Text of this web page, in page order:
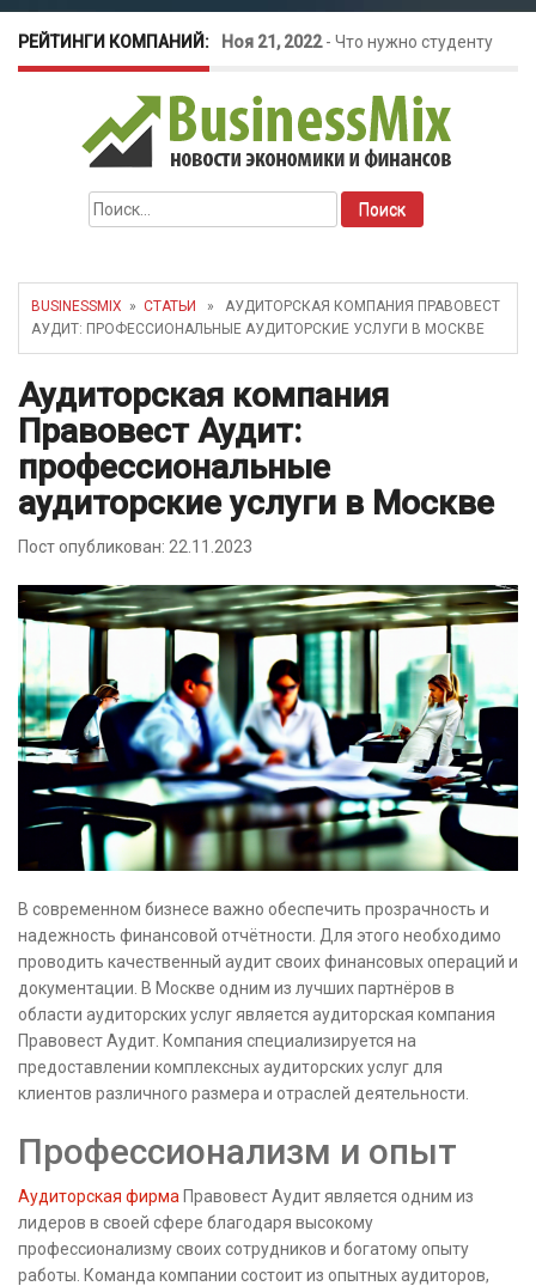
РЕЙТИНГИ КОМПАНИЙ: Ноя 21, 2022- Что нужно студенту
для открытия бизнеса?
Окт 26, 2022-Телефония для
amoCRM: лучшие инструменты для
бизнеса
Май 16, 2022
как защитить свой бизнес?
Найти:
BUSINESSMIX » СТАТЬИ
» АУДИТОРСКАЯ КОМПАНИЯ ПРАВОВЕСТ
АУДИТ: ПРОФЕССИОНАЛЬНЫЕ АУДИТОРСКИЕ УСЛУГИ В МОСКВЕ
Аудиторская компания
Правовест Аудит:
профессиональные
аудиторские услуги в Москве
Пост опубликован: 22.11.2023
В современном бизнесе важно обеспечить прозрачность и
надежность финансовой отчётности. Для этого необходимо
проводить качественный аудит своих финансовых операций и
документации. В Москве одним из лучших партнёров в
области аудиторских услуг является аудиторская компания
Правовест Аудит. Компания специализируется на
предоставлении комплексных аудиторских услуг для
клиентов различного размера и отраслей деятельности.
Профессионализм и опыт
Аудиторская фирма Правовест Аудит является одним из
лидеров в своей сфере благодаря высокому
профессионализму своих сотрудников и богатому опыту
работы. Команда компании состоит из опытных аудиторов,